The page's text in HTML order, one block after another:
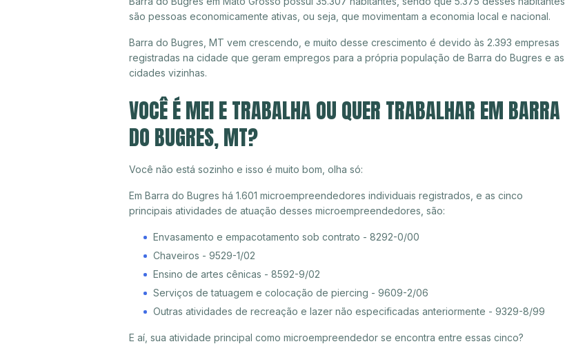
são pessoas economicamente ativas, ou seja, que movimentam a economia local e nacional.
Barra do Bugres, MT vem crescendo, e muito desse crescimento é devido às 2.393 empresas
registradas na cidade que geram empregos para a própria população de Barra do Bugres e as
cidades vizinhas.
VOCÊ É MEI E TRABALHA OU QUER TRABALHAR EM BARRA
DO BUGRES, MT?
Você não está sozinho e isso é muito bom, olha só:
Em Barra do Bugres há 1.601 microempreendedores individuais registrados, e as cinco
principais atividades de atuação desses microempreendedores, são:
Envasamento e empacotamento sob contrato - 8292-0/00
Chaveiros - 9529-1/02
Ensino de artes cênicas - 8592-9/02
Serviços de tatuagem e colocação de piercing - 9609-2/06
Outras atividades de recreação e lazer não especificadas anteriormente - 9329-8/99
E aí, sua atividade principal como microempreendedor se encontra entre essas cinco?